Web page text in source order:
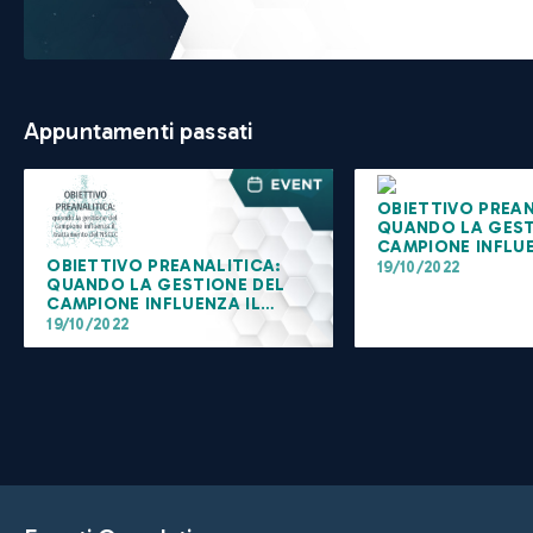
Appuntamenti passati
OBIETTIVO PREANALITICA:
QUANDO LA GESTIONE DEL
CAMPIONE INFLUENZA IL
TRATTAMENTO DEL NSCLC
19/10/2022
OBIETTIVO
QUANDO LA
CAMPIONE
TRATTAMENTO
19/10/2022